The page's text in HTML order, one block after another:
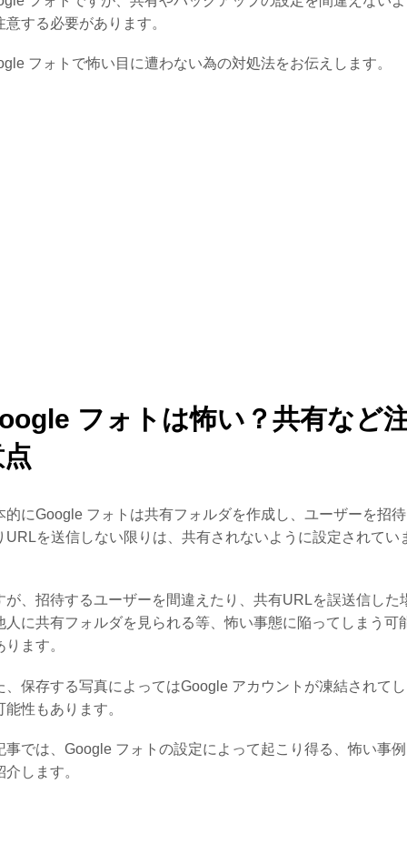
意する必要があります。
フォトで怖い目に遭わない為の対処法をお伝えします。
フォトは怖い？共有など
的にGoogle フォトは共有フォルダを作成し、ユーザーを招
URLを送信しない限りは、共有されないように設定されてい
が、招待するユーザーを間違えたり、共有URLを誤送信した
人に共有フォルダを見られる等、怖い事態に陥ってしまう可
ります。
、保存する写真によってはGoogle アカウントが凍結されて
能性もあります。
事では、Google フォトの設定によって起こり得る、怖い事
介します。